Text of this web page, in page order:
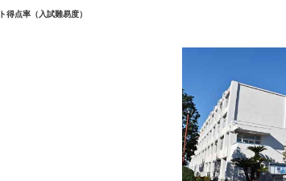
得点率（入試難易度）